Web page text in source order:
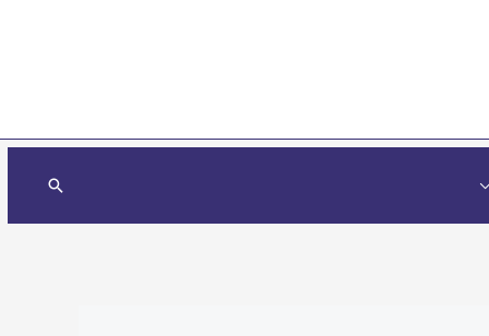
البحث